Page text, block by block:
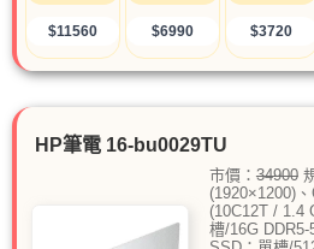
$11560 $6990 $3720
HP筆電 16-bu0029TU
市價： 34900
(1920×1200)
(10C12T / 1.4
槽/16G DDR5-